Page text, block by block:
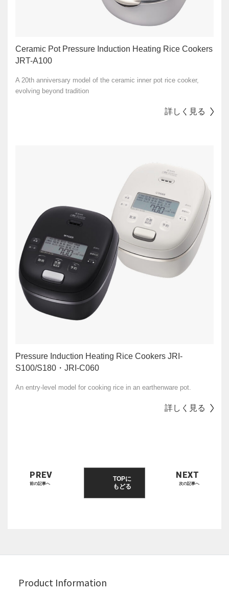
Ceramic Pot Pressure Induction Heating Rice Cookers
JRT-A100
A 20th anniversary model of the ceramic inner pot rice cooker,
evolving beyond tradition
詳しく見る
Pressure Induction Heating Rice Cookers JRI-
S100/S180・JRI-C060
An entry-level model for cooking rice in an earthenware pot.
詳しく見る
前の記事へ
PREV
TOPに
もどる
次の記事へ
NEXT
Product Information